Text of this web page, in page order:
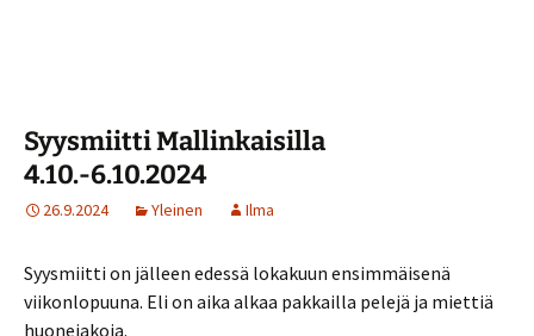
Syysmiitti Mallinkaisilla
4.10.-6.10.2024
26.9.2024 Yleinen Ilma
Syysmiitti on jälleen edessä lokakuun ensimmäisenä
viikonlopuuna. Eli on aika alkaa pakkailla pelejä ja miettiä
huonejakoja.